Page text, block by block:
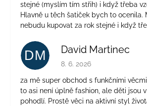
stejné (myslím tím střih) i když třeba
Hlavně u těch šatiček bych to ocenila.
nebudu kupovat za rok stejné i když
DM David Martinec
Hodnocení obchodu je 5 z
8. 6. 2026
za mě super obchod s funkčními
to asi není úplně fashion, ale děti jsou
pohodlí. Prostě věci na aktivní styl